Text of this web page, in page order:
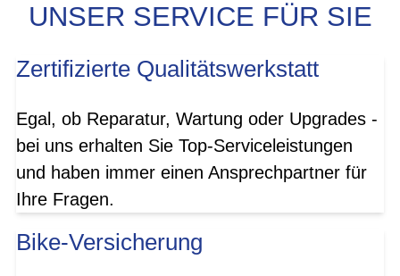
UNSER SERVICE FÜR SIE
Zertifizierte Qualitätswerkstatt
Egal, ob Reparatur, Wartung oder Upgrades -
bei uns erhalten Sie Top-Serviceleistungen
und haben immer einen Ansprechpartner für
Ihre Fragen.
Bike-Versicherung